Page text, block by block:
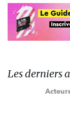
Les derniers